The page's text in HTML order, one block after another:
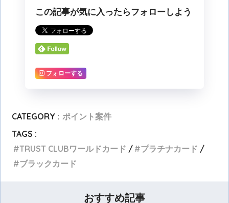
この記事が気に入ったらフォローしよう
フォローする
CATEGORY : ポイント案件
TAGS :
TRUST CLUBワールドカード
プラチナカード
ブラックカード
おすすめ記事